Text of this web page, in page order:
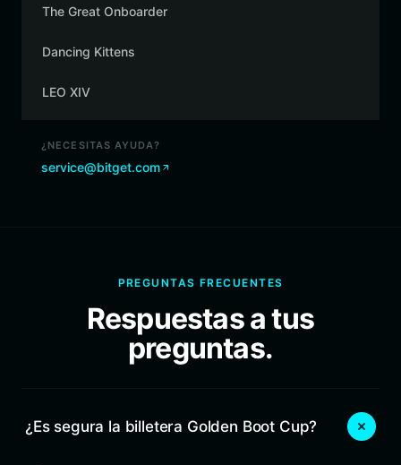
The Great Onboarder
Dancing Kittens
LEO XIV
¿NECESITAS AYUDA?
service@bitget.com
PREGUNTAS FRECUENTES
Respuestas a tus
preguntas.
¿Es segura la billetera Golden Boot Cup?